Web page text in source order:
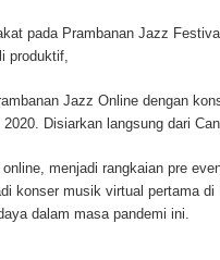
pada Prambanan Jazz
produktif,
Jazz Online dengan
Disiarkan langsung dari
menjadi rangkaian pre
konser musik virtual pertama
dalam masa pandemi ini.